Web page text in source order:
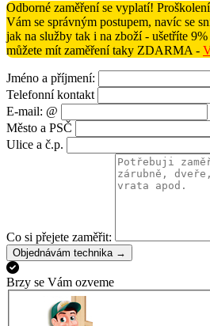
Odborné zaměření se vyplatí!
Vám se správným postupem, navíc se
jak na služby tak i na zboží - ušetříte
můžete mít zaměření taky ZDARMA -
Jméno a příjmení:
Telefonní kontakt
E-mail: @
Město a PSČ
Ulice a č.p.
Co si přejete zaměřit:
Objednávám technika →
Brzy se Vám ozveme